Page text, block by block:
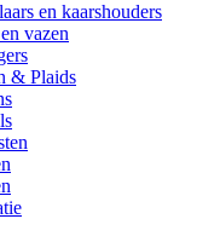
en kaarshouders
vazen
& Plaids